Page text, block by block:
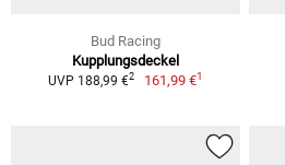
Bud Racing
Kupplungsdeckel
UVP 188,99 €2 161,99 €1